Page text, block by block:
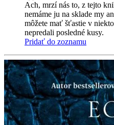
Ach, mrzí nás to, z tejto
nemáme ju na sklade my
môžete mať šťastie v
nepredali posledné kusy.
Pridať do zoznamu